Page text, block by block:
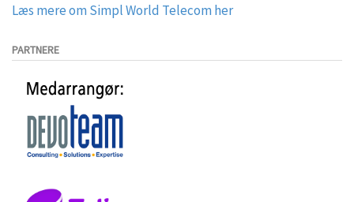
Læs mere om Simpl World Telecom her
PARTNERE